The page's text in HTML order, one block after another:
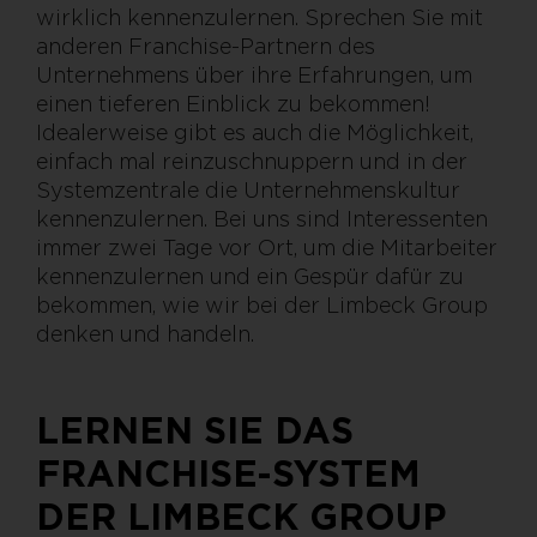
wirklich kennenzulernen. Sprechen Sie mit
anderen Franchise-Partnern des
Unternehmens über ihre Erfahrungen, um
einen tieferen Einblick zu bekommen!
Idealerweise gibt es auch die Möglichkeit,
einfach mal reinzuschnuppern und in der
Systemzentrale die Unternehmenskultur
kennenzulernen. Bei uns sind Interessenten
immer zwei Tage vor Ort, um die Mitarbeiter
kennenzulernen und ein Gespür dafür zu
bekommen, wie wir bei der Limbeck Group
denken und handeln.
LERNEN SIE DAS
FRANCHISE-SYSTEM
DER LIMBECK GROUP